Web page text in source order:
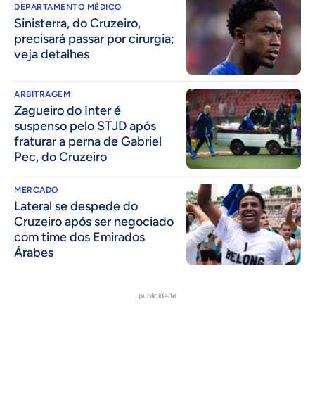
DEPARTAMENTO MÉDICO
Sinisterra, do Cruzeiro,
precisará passar por cirurgia;
veja detalhes
ARBITRAGEM
Zagueiro do Inter é
suspenso pelo STJD após
fraturar a perna de Gabriel
Pec, do Cruzeiro
MERCADO
Lateral se despede do
Cruzeiro após ser negociado
com time dos Emirados
Árabes
publicidade